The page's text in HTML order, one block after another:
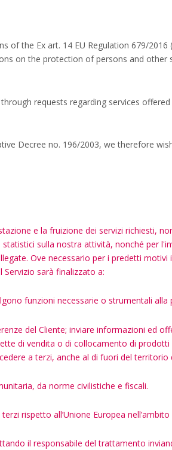
the Ex art. 14 EU Regulation 679/
on the protection of persons and
requests regarding services
Decree no. 196/2003, we therefore
e la fruizione dei servizi richiesti,
sulla nostra attività, nonché per
Ove necessario per i predetti
sarà finalizzato a:
funzioni necessarie o strumentali alla
del Cliente; inviare informazioni ed
di vendita o di collocamento di
a terzi, anche al di fuori del territorio
da norme civilistiche e fiscali.
rispetto all’Unione Europea
il responsabile del trattamento